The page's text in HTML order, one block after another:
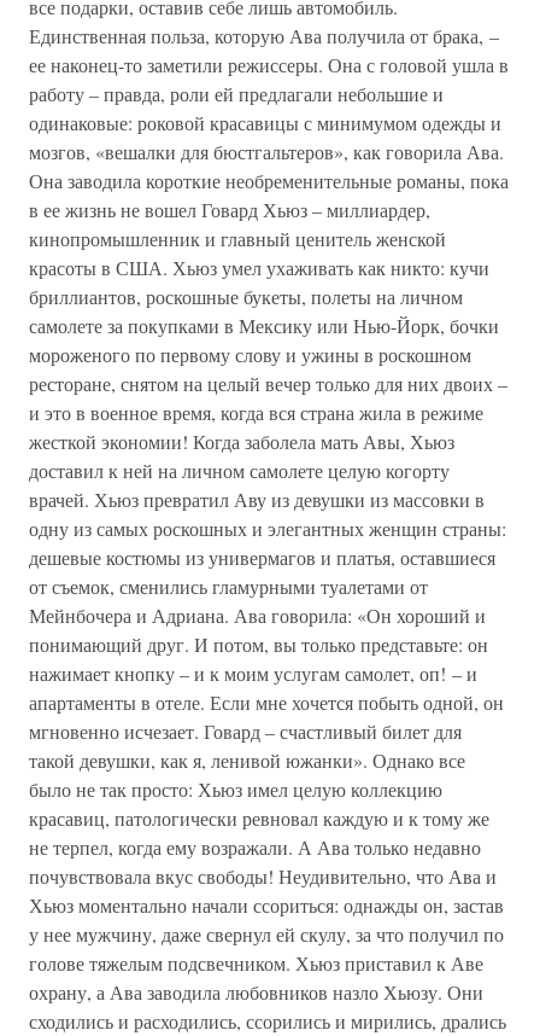
все подарки, оставив себе лишь автомобиль.
Единственная польза, которую Ава получила от брака, –
ее наконец-то заметили режиссеры. Она с головой ушла в
работу – правда, роли ей предлагали небольшие и
одинаковые: роковой красавицы с минимумом одежды и
мозгов, «вешалки для бюстгальтеров», как говорила Ава.
Она заводила короткие необременительные романы, пока
в ее жизнь не вошел Говард Хьюз – миллиардер,
кинопромышленник и главный ценитель женской
красоты в США. Хьюз умел ухаживать как никто: кучи
бриллиантов, роскошные букеты, полеты на личном
самолете за покупками в Мексику или Нью-Йорк, бочки
мороженого по первому слову и ужины в роскошном
ресторане, снятом на целый вечер только для них двоих –
и это в военное время, когда вся страна жила в режиме
жесткой экономии! Когда заболела мать Авы, Хьюз
доставил к ней на личном самолете целую когорту
врачей. Хьюз превратил Аву из девушки из массовки в
одну из самых роскошных и элегантных женщин страны:
дешевые костюмы из универмагов и платья, оставшиеся
от съемок, сменились гламурными туалетами от
Мейнбочера и Адриана. Ава говорила: «Он хороший и
понимающий друг. И потом, вы только представьте: он
нажимает кнопку – и к моим услугам самолет, оп! – и
апартаменты в отеле. Если мне хочется побыть одной, он
мгновенно исчезает. Говард – счастливый билет для
такой девушки, как я, ленивой южанки». Однако все
было не так просто: Хьюз имел целую коллекцию
красавиц, патологически ревновал каждую и к тому же
не терпел, когда ему возражали. А Ава только недавно
почувствовала вкус свободы! Неудивительно, что Ава и
Хьюз моментально начали ссориться: однажды он, застав
у нее мужчину, даже свернул ей скулу, за что получил по
голове тяжелым подсвечником. Хьюз приставил к Аве
охрану, а Ава заводила любовников назло Хьюзу. Они
сходились и расходились, ссорились и мирились, дрались